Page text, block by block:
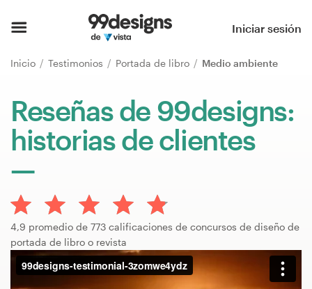
Iniciar sesión
Inicio Testimonios Portada de libro Medio ambiente
Reseñas de 99designs:
historias de clientes
4,9 promedio de 773 calificaciones de concursos de diseño de
portada de libro o revista
Explorar categorías
Encontrar un diseñador
Inspiración
99designs Pro
Servicios